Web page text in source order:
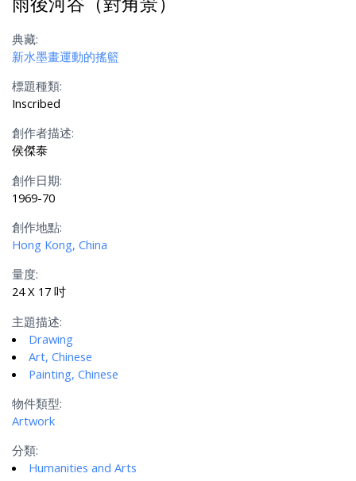
典藏:
新水墨畫運動的搖籃
標題種類:
Inscribed
創作者描述:
侯傑泰
創作日期:
1969-70
創作地點:
Hong Kong, China
量度:
24 X 17 吋
主題描述:
Drawing
Art, Chinese
Painting, Chinese
物件類型:
Artwork
分類:
Humanities and Arts